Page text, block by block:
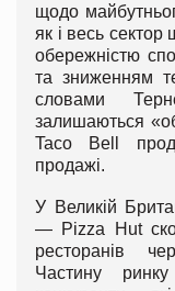
щодо
як і весь сектор
обережністю
та зниженням
словами
залишаються
Taco Bell
продажі.
У Великій
— Pizza Hut
ресторанів
Частину